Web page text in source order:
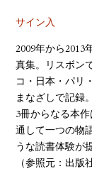
サイン入
2009年から2013
真集。リスボン
コ・日本・パリ
まなざしで記録。
3冊からなる本
通して一つの物
うな読書体験が
（参照元：出版